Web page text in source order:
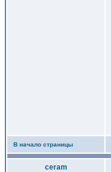
В начало страницы
ceram